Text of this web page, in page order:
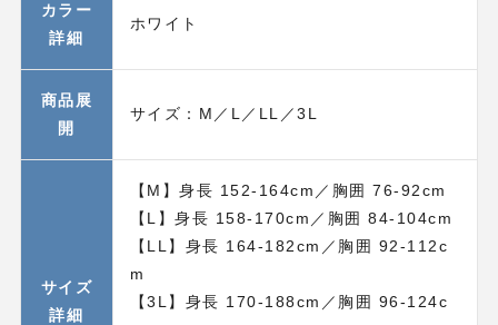
カラー
詳細
ホワイト
商品展
開
サイズ：M／L／LL／3L
サイズ
詳細
【M】身長 152-164cm／胸囲 76-92cm
【L】身長 158-170cm／胸囲 84-104cm
【LL】身長 164-182cm／胸囲 92-112c
m
【3L】身長 170-188cm／胸囲 96-124c